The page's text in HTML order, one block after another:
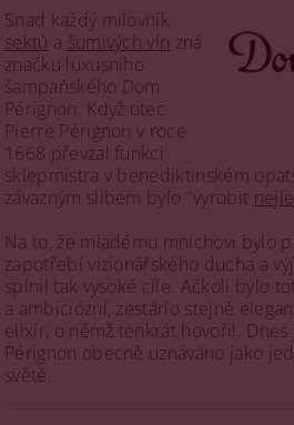
Snad každý milovník
sektů a šumivých vín zná
značku luxusního
šampaňského Dom
Pérignon. Když otec
Pierre Pérignon v roce
1668 převzal funkci
sklepmistra v benediktinském
závazným slibem bylo "vyrobit
Na to, že mladému mnichovi bylo
zapotřebí vizionářského ducha a
splnil tak vysoké cíle. Ačkoli bylo
a ambiciózní, zestárlo stejně
elixír, o němž tenkrát hovořil. Dnes
Pérignon obecně uznáváno jako
světě.